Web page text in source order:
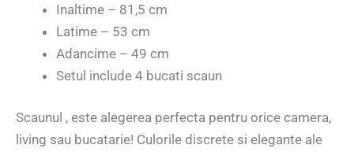
Inaltime – 81,5 cm
Latime – 53 cm
Adancime – 49 cm
Setul include 4 bucati scaun
Scaunul , este alegerea perfecta pentru orice camera,
living sau bucatarie! Culorile discrete si elegante ale